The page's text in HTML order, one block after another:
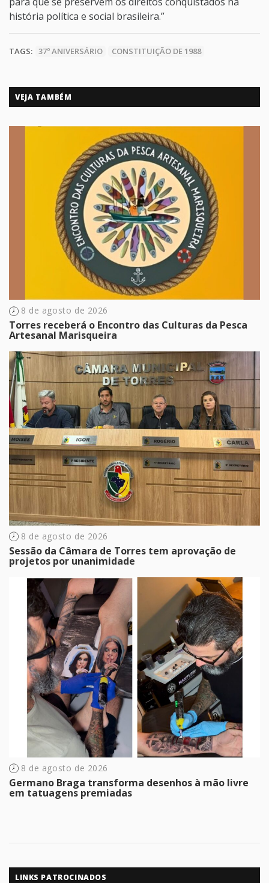
história política e social brasileira.”
TAGS: 37º ANIVERSÁRIO CONSTITUIÇÃO DE 1988
VEJA TAMBÉM
8 de agosto de 2026
Torres receberá o Encontro das Culturas da Pesca
Artesanal Marisqueira
8 de agosto de 2026
Sessão da Câmara de Torres tem aprovação de
projetos por unanimidade
8 de agosto de 2026
Germano Braga transforma desenhos à mão livre
em tatuagens premiadas
LINKS PATROCINADOS